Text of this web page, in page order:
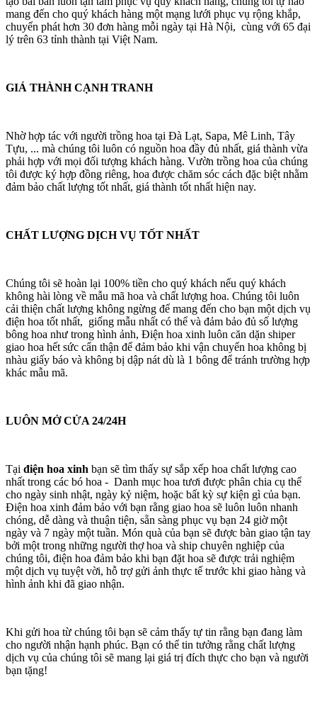
mang đến cho quý khách hàng một mạng lưới phục vụ rộng khắp,
chuyển phát hơn 30 đơn hàng mỗi ngày tại Hà Nội, cùng với 65 đại
lý trên 63 tỉnh thành tại Việt Nam.
GIÁ THÀNH CẠNH TRANH
Nhờ hợp tác với người trồng hoa tại Đà Lạt, Sapa, Mê Linh, Tây
Tựu, ... mà chúng tôi luôn có nguồn hoa đầy đủ nhất, giá thành vừa
phải hợp với mọi đối tượng khách hàng. Vườn trồng hoa của chúng
tôi được ký hợp đồng riêng, hoa được chăm sóc cách đặc biệt nhằm
đảm bảo chất lượng tốt nhất, giá thành tốt nhất hiện nay.
CHẤT LƯỢNG DỊCH VỤ TỐT NHẤT
Chúng tôi sẽ hoàn lại 100% tiền cho quý khách nếu quý khách
không hài lòng về mẫu mã hoa và chất lượng hoa. Chúng tôi luôn
cải thiện chất lượng không ngừng để mang đến cho bạn một dịch vụ
điện hoa tốt nhất, giống mẫu nhất có thể và đảm bảo đủ số lượng
bông hoa như trong hình ảnh, Điện hoa xinh luôn căn dặn shiper
giao hoa hết sức cẩn thận để đảm bảo khi vận chuyển hoa không bị
nhàu giấy báo và không bị dập nát dù là 1 bông để tránh trường hợp
khác mẫu mã.
LUÔN MỞ CỬA 24/24H
Tại điện hoa xinh bạn sẽ tìm thấy sự sắp xếp hoa chất lượng cao
nhất trong các bó hoa - Danh mục hoa tươi được phân chia cụ thể
cho ngày sinh nhật, ngày kỷ niệm, hoặc bất kỳ sự kiện gì của bạn.
Điện hoa xinh đảm bảo với bạn rằng giao hoa sẽ luôn luôn nhanh
chóng, dễ dàng và thuận tiện, sẵn sàng phục vụ bạn 24 giờ một
ngày và 7 ngày một tuần. Món quà của bạn sẽ được bàn giao tận tay
bởi một trong những người thợ hoa và ship chuyên nghiệp của
chúng tôi, điện hoa đảm bảo khi bạn đặt hoa sẽ được trải nghiệm
một dịch vụ tuyệt vời, hỗ trợ gửi ảnh thực tế trước khi giao hàng và
hình ảnh khi đã giao nhận.
Khi gửi hoa từ chúng tôi bạn sẽ cảm thấy tự tin rằng bạn đang làm
cho người nhận hạnh phúc. Bạn có thể tin tưởng rằng chất lượng
dịch vụ của chúng tôi sẽ mang lại giá trị đích thực cho bạn và người
bạn tặng!